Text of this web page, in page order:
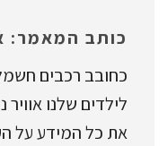
כותב המאמר:
כחובב רכבים
לילדים שלנו
את כל המידע על